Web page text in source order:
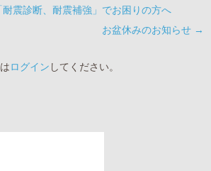
耐震診断、耐震補強」でお困りの方へ
お盆休みのお知らせ →
ログイン してください。